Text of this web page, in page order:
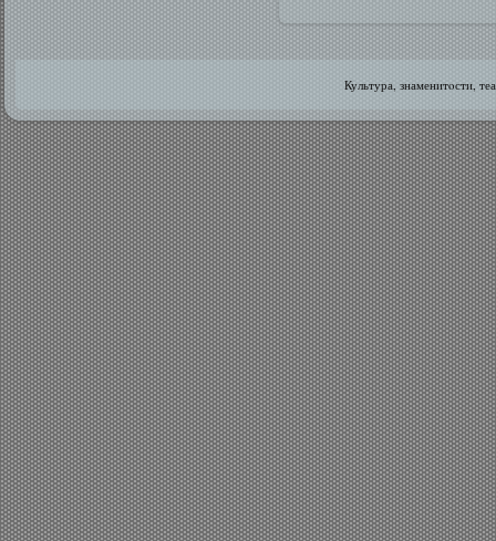
Культура, знаменитοсти,